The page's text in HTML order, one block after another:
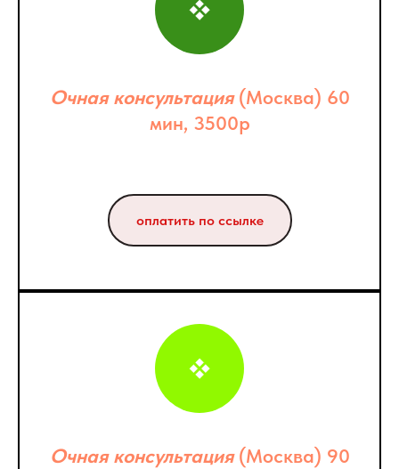
Очная консультация(Москва) 60
мин, 3500р
оплатить по ссылке
Очная консультация(Москва) 90